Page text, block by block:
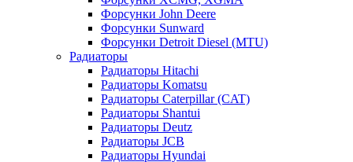
Форсунки John Deere
Форсунки Sunward
Форсунки Detroit Diesel (MTU)
Радиаторы
Радиаторы Hitachi
Радиаторы Komatsu
Радиаторы Caterpillar (CAT)
Радиаторы Shantui
Радиаторы Deutz
Радиаторы JCB
Радиаторы Hyundai